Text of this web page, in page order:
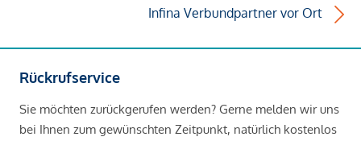
Infina Verbundpartner vor Ort
Rückrufservice
Sie möchten zurückgerufen werden? Gerne melden wir uns
bei Ihnen zum gewünschten Zeitpunkt, natürlich kostenlos